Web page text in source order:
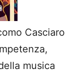
presso
la
che sono
o da chi